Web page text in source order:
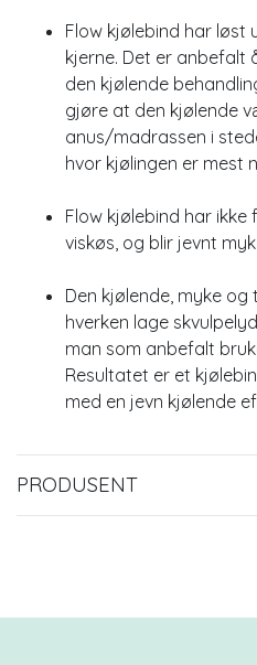
Flow kjølebind har
kjerne. Det er anbefalt
den kjølende
gjøre at den kjølende
anus/madrassen i
hvor kjølingen er mest
Flow kjølebind har ikke
viskøs, og blir jevnt
Den kjølende, myke og
hverken lage
man som anbefalt
Resultatet er et
med en jevn kjølende
PRODUSENT